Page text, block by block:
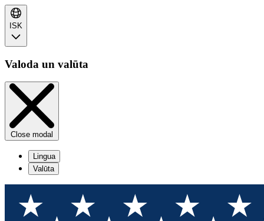
ISK
Valoda un valūta
Close modal
Lingua
Valūta